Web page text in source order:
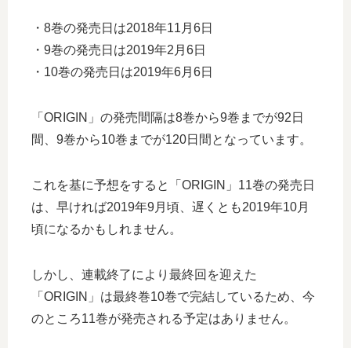
・8巻の発売日は2018年11月6日
・9巻の発売日は2019年2月6日
・10巻の発売日は2019年6月6日
「ORIGIN」の発売間隔は8巻から9巻までが92日
間、9巻から10巻までが120日間となっています。
これを基に予想をすると「ORIGIN」11巻の発売日
は、早ければ2019年9月頃、遅くとも2019年10月
頃になるかもしれません。
しかし、連載終了により最終回を迎えた
「ORIGIN」は最終巻10巻で完結しているため、今
のところ11巻が発売される予定はありません。